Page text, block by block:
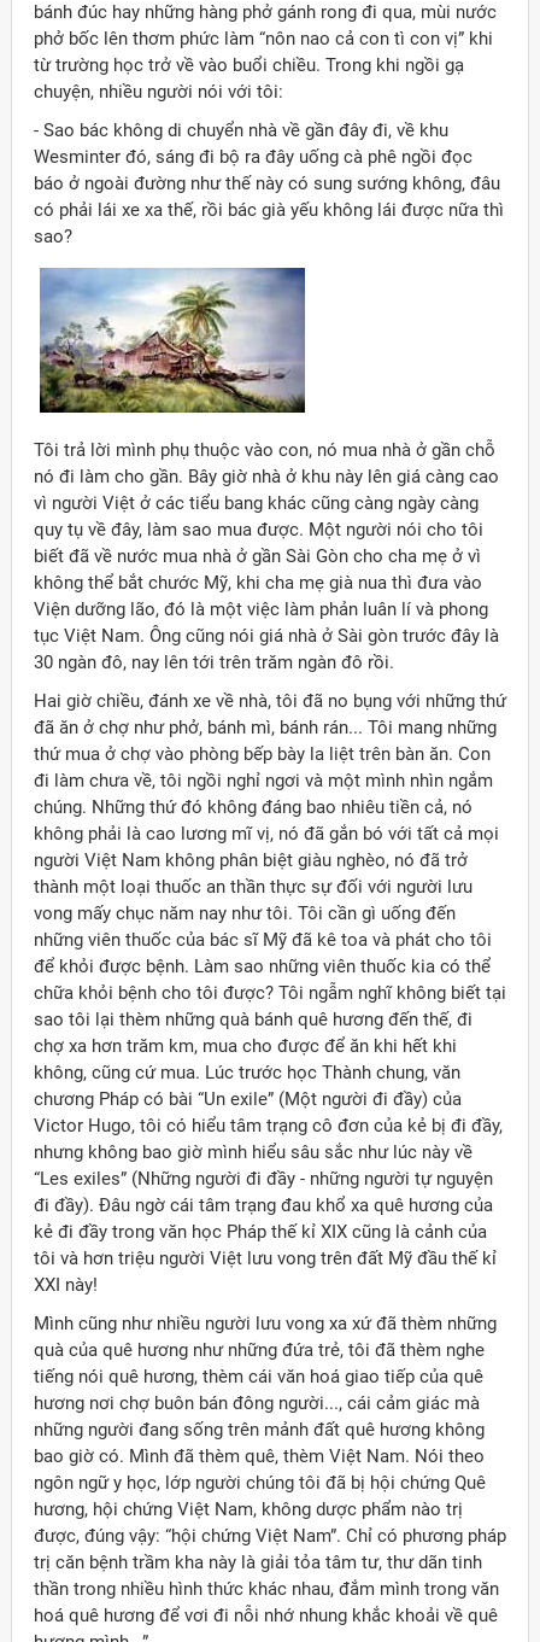
bánh đúc hay những hàng phở gánh rong đi qua, mùi nước
phở bốc lên thơm phức làm “nôn nao cả con tì con vị” khi
từ trường học trở về vào buổi chiều. Trong khi ngồi gạ
chuyện, nhiều người nói với tôi:
- Sao bác không di chuyển nhà về gần đây đi, về khu
Wesminter đó, sáng đi bộ ra đây uống cà phê ngồi đọc
báo ở ngoài đường như thế này có sung sướng không, đâu
có phải lái xe xa thế, rồi bác già yếu không lái được nữa thì
sao?
Tôi trả lời mình phụ thuộc vào con, nó mua nhà ở gần chỗ
nó đi làm cho gần. Bây giờ nhà ở khu này lên giá càng cao
vì người Việt ở các tiểu bang khác cũng càng ngày càng
quy tụ về đây, làm sao mua được. Một người nói cho tôi
biết đã về nước mua nhà ở gần Sài Gòn cho cha mẹ ở vì
không thể bắt chước Mỹ, khi cha mẹ già nua thì đưa vào
Viện dưỡng lão, đó là một việc làm phản luân lí và phong
tục Việt Nam. Ông cũng nói giá nhà ở Sài gòn trước đây là
30 ngàn đô, nay lên tới trên trăm ngàn đô rồi.
Hai giờ chiều, đánh xe về nhà, tôi đã no bụng với những thứ
đã ăn ở chợ như phở, bánh mì, bánh rán... Tôi mang những
thứ mua ở chợ vào phòng bếp bày la liệt trên bàn ăn. Con
đi làm chưa về, tôi ngồi nghỉ ngơi và một mình nhìn ngắm
chúng. Những thứ đó không đáng bao nhiêu tiền cả, nó
không phải là cao lương mĩ vị, nó đã gắn bó với tất cả mọi
người Việt Nam không phân biệt giàu nghèo, nó đã trở
thành một loại thuốc an thần thực sự đối với người lưu
vong mấy chục năm nay như tôi. Tôi cần gì uống đến
những viên thuốc của bác sĩ Mỹ đã kê toa và phát cho tôi
để khỏi được bệnh. Làm sao những viên thuốc kia có thể
chữa khỏi bệnh cho tôi được? Tôi ngẫm nghĩ không biết tại
sao tôi lại thèm những quà bánh quê hương đến thế, đi
chợ xa hơn trăm km, mua cho được để ăn khi hết khi
không, cũng cứ mua. Lúc trước học Thành chung, văn
chương Pháp có bài “Un exile” (Một người đi đầy) của
Victor Hugo, tôi có hiểu tâm trạng cô đơn của kẻ bị đi đầy,
nhưng không bao giờ mình hiểu sâu sắc như lúc này về
“Les exiles” (Những người đi đầy - những người tự nguyện
đi đầy). Đâu ngờ cái tâm trạng đau khổ xa quê hương của
kẻ đi đầy trong văn học Pháp thế kỉ XIX cũng là cảnh của
tôi và hơn triệu người Việt lưu vong trên đất Mỹ đầu thế kỉ
XXI này!
Mình cũng như nhiều người lưu vong xa xứ đã thèm những
quà của quê hương như những đứa trẻ, tôi đã thèm nghe
tiếng nói quê hương, thèm cái văn hoá giao tiếp của quê
hương nơi chợ buôn bán đông người..., cái cảm giác mà
những người đang sống trên mảnh đất quê hương không
bao giờ có. Mình đã thèm quê, thèm Việt Nam. Nói theo
ngôn ngữ y học, lớp người chúng tôi đã bị hội chứng Quê
hương, hội chứng Việt Nam, không dược phẩm nào trị
được, đúng vậy: “hội chứng Việt Nam”. Chỉ có phương pháp
trị căn bệnh trầm kha này là giải tỏa tâm tư, thư dãn tinh
thần trong nhiều hình thức khác nhau, đắm mình trong văn
hoá quê hương để vơi đi nỗi nhớ nhung khắc khoải về quê